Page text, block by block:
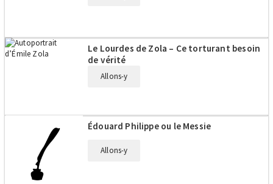
Le Lourdes de Zola – Ce torturant besoin
de vérité
Allons-y
Édouard Philippe ou le Messie
Allons-y